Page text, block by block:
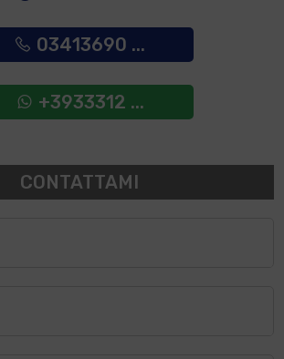
03413690 ...
+3933312 ...
CONTATTAMI